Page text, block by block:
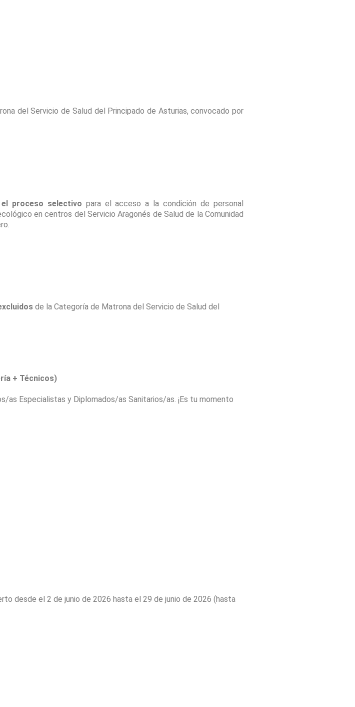
del Servicio de Salud del Principado de Asturias, convocado por
proceso selectivo para el acceso a la condición de personal
en centros del Servicio Aragonés de Salud de la Comunidad
de la Categoría de Matrona del Servicio de Salud del
+ Técnicos)
as Especialistas y Diplomados/as Sanitarios/as. ¡Es tu momento
desde el 2 de junio de 2026 hasta el 29 de junio de 2026 (hasta